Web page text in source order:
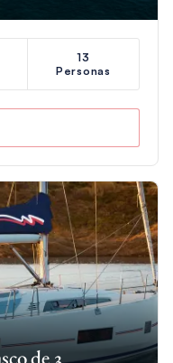
13
Personas
de 3